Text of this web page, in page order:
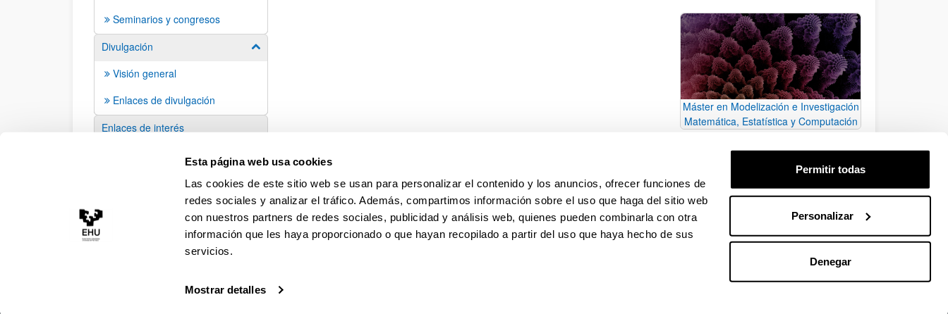
Esta página web usa cookies
Las cookies de este sitio web se usan para personalizar el contenido y los anuncios, ofrecer funciones de
redes sociales y analizar el tráfico. Además, compartimos información sobre el uso que haga del sitio web
con nuestros partners de redes sociales, publicidad y análisis web, quienes pueden combinarla con otra
información que les haya proporcionado o que hayan recopilado a partir del uso que haya hecho de sus
servicios.
Mostrar detalles
Permitir todas
Personalizar
Denegar
Seminarios y congresos
Divulgación
Mostrar/ocultar subpáginas
Visión general
Enlaces de divulgación
Enlaces de interés
Sugerencias y solicitudes
Máster en Modelización e Investigación
Matemática, Estatística y Computación